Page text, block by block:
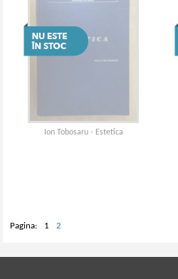
Ion Tobosaru - Estetica
Pagina: 1 2